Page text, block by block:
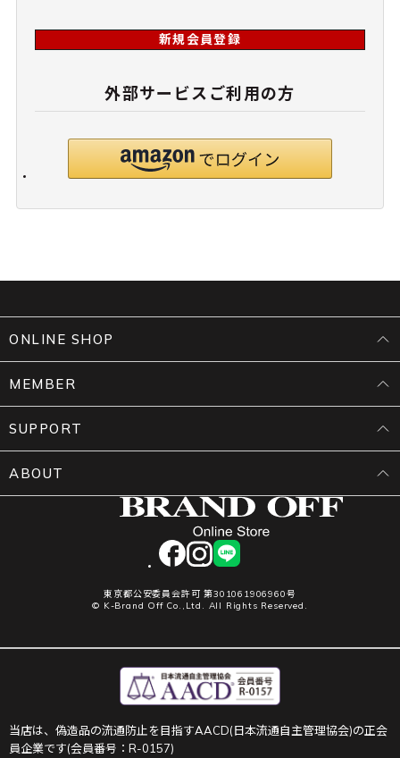
新規会員登録
外部サービスご利用の方
facebookinstagram
LINE
東京都公安委員会許可 第301061906960号
© K-Brand Off Co.,Ltd. All Rights Reserved.
ONLINE SHOP
MEMBER
SUPPORT
ABOUT
当店は、偽造品の流通防止を目指すAACD(日本流通自主管理協会)の正会
員企業です(会員番号：R-0157)